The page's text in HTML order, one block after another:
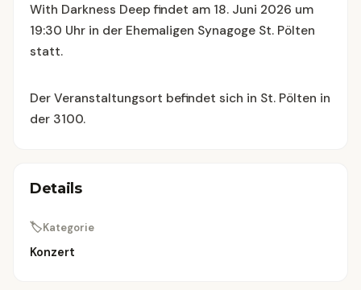
With Darkness Deep findet am 18. Juni 2026 um
19:30 Uhr in der Ehemaligen Synagoge St. Pölten
statt.
Der Veranstaltungsort befindet sich in St. Pölten in
der 3100.
Details
🏷Kategorie
Konzert